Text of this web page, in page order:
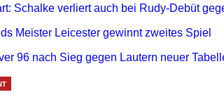
Schalke verliert auch bei Rudy-Debüt
Meister Leicester gewinnt zweites Spiel
96 nach Sieg gegen Lautern neuer